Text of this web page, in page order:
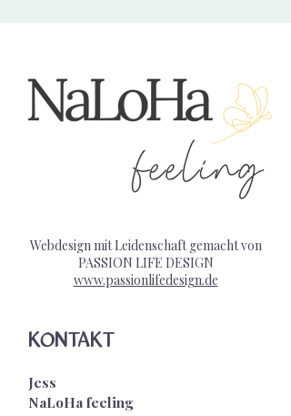
Webdesign mit Leidenschaft gemacht von
PASSION LIFE DESIGN
www.passionlifedesign.de
KONTAKT
Jess
NaLoHa feeling